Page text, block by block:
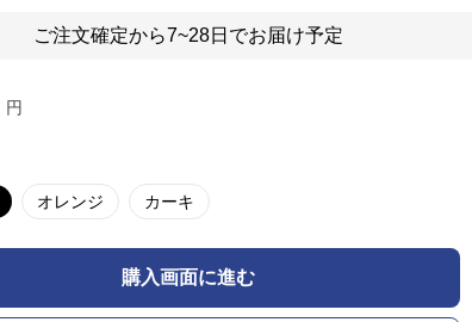
ご注文確定から7~28日でお届け予定
円
オレンジ カーキ
購入画面に進む